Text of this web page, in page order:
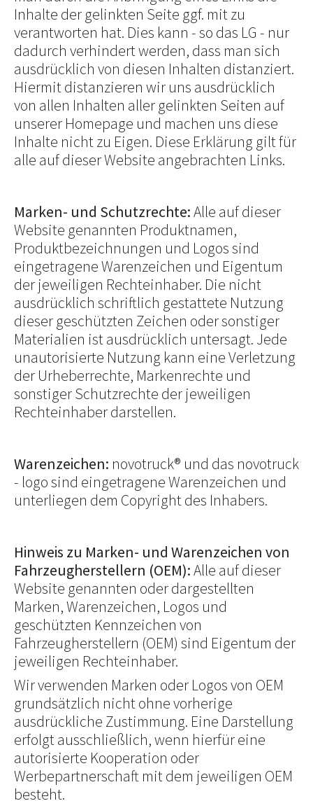
Inhalte der gelinkten Seite ggf. mit zu
verantworten hat. Dies kann - so das LG - nur
dadurch verhindert werden, dass man sich
ausdrücklich von diesen Inhalten distanziert.
Hiermit distanzieren wir uns ausdrücklich
von allen Inhalten aller gelinkten Seiten auf
unserer Homepage und machen uns diese
Inhalte nicht zu Eigen. Diese Erklärung gilt für
alle auf dieser Website angebrachten Links.
Marken- und Schutzrechte:Alle auf dieser
Website genannten Produktnamen,
Produktbezeichnungen und Logos sind
eingetragene Warenzeichen und Eigentum
der jeweiligen Rechteinhaber. Die nicht
ausdrücklich schriftlich gestattete Nutzung
dieser geschützten Zeichen oder sonstiger
Materialien ist ausdrücklich untersagt. Jede
unautorisierte Nutzung kann eine Verletzung
der Urheberrechte, Markenrechte und
sonstiger Schutzrechte der jeweiligen
Rechteinhaber darstellen.
Warenzeichen: novotruck® und das novotruck
- logo sind eingetragene Warenzeichen und
unterliegen dem Copyright des Inhabers.
Hinweis zu Marken- und Warenzeichen von
Fahrzeugherstellern (OEM):Alle auf dieser
Website genannten oder dargestellten
Marken, Warenzeichen, Logos und
geschützten Kennzeichen von
Fahrzeugherstellern (OEM) sind Eigentum der
jeweiligen Rechteinhaber.
Wir verwenden Marken oder Logos von OEM
grundsätzlich nicht ohne vorherige
ausdrückliche Zustimmung. Eine Darstellung
erfolgt ausschließlich, wenn hierfür eine
autorisierte Kooperation oder
Werbepartnerschaft mit dem jeweiligen OEM
besteht.